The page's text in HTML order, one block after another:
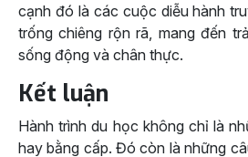
cạnh đó là các cuộc diễu hành
trống chiêng rộn rã, mang đến
sống động và chân thực.
Kết luận
Hành trình du học không chỉ là
hay bằng cấp. Đó còn là những